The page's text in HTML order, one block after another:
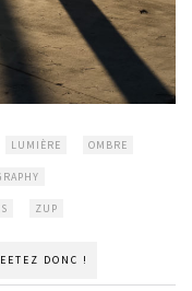
LUMIÈRE OMBRE
ZUP
DONC !